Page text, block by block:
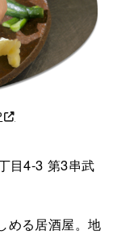
目4-3 第3串武
める居酒屋。地